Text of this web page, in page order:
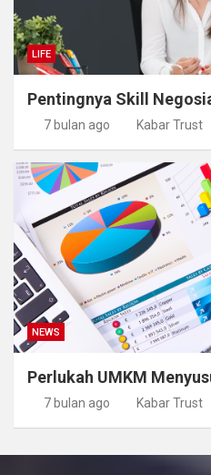
LIFE
Pentingnya Skill
7 bulan ago Kabar Trust
NEWS
Perlukah UMKM
7 bulan ago Kabar Trust